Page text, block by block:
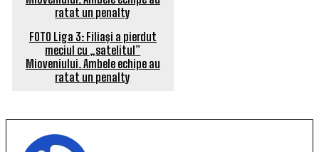
FOTO Liga 3: Filiași a pierdut
meciul cu „satelitul”
Mioveniului. Ambele echipe au
ratat un penalty